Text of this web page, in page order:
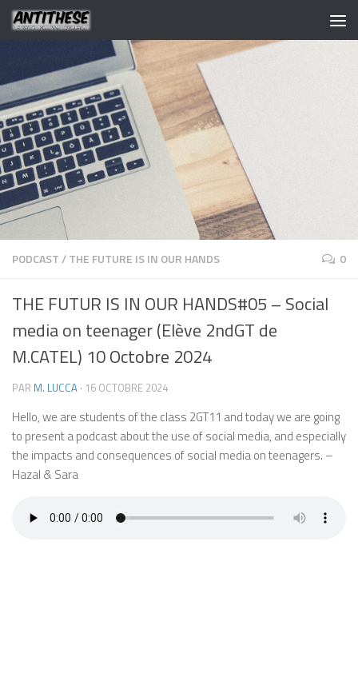
PODCAST/THE FUTURE IS IN OUR HANDS 0
THE FUTUR IS IN OUR HANDS#05 – Social
media on teenager (Elève 2ndGT de
M.CATEL) 10 Octobre 2024
PAR M. LUCCA · 16 OCTOBRE 2024
Hello, we are students of the class 2GT11 and today we are going
to present a podcast about the use of social media, and especially
the impacts and consequences of social media on teenagers. –
Hazal & Sara